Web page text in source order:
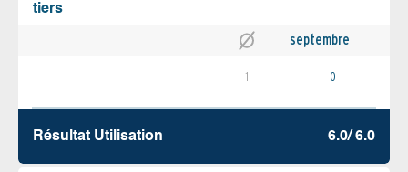
tiers
septembre
1 0
Résultat Utilisation 6.0/ 6.0